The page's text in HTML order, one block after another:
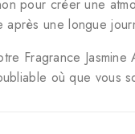
pour créer une
une longue
Fragrance
où que vous